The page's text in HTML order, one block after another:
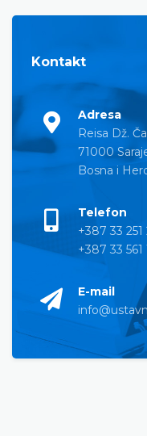
Kontakt
Adresa
Reisa Dž.
71000
Bosna i
Telefon
+387 33 251
+387 33 561
E-mail